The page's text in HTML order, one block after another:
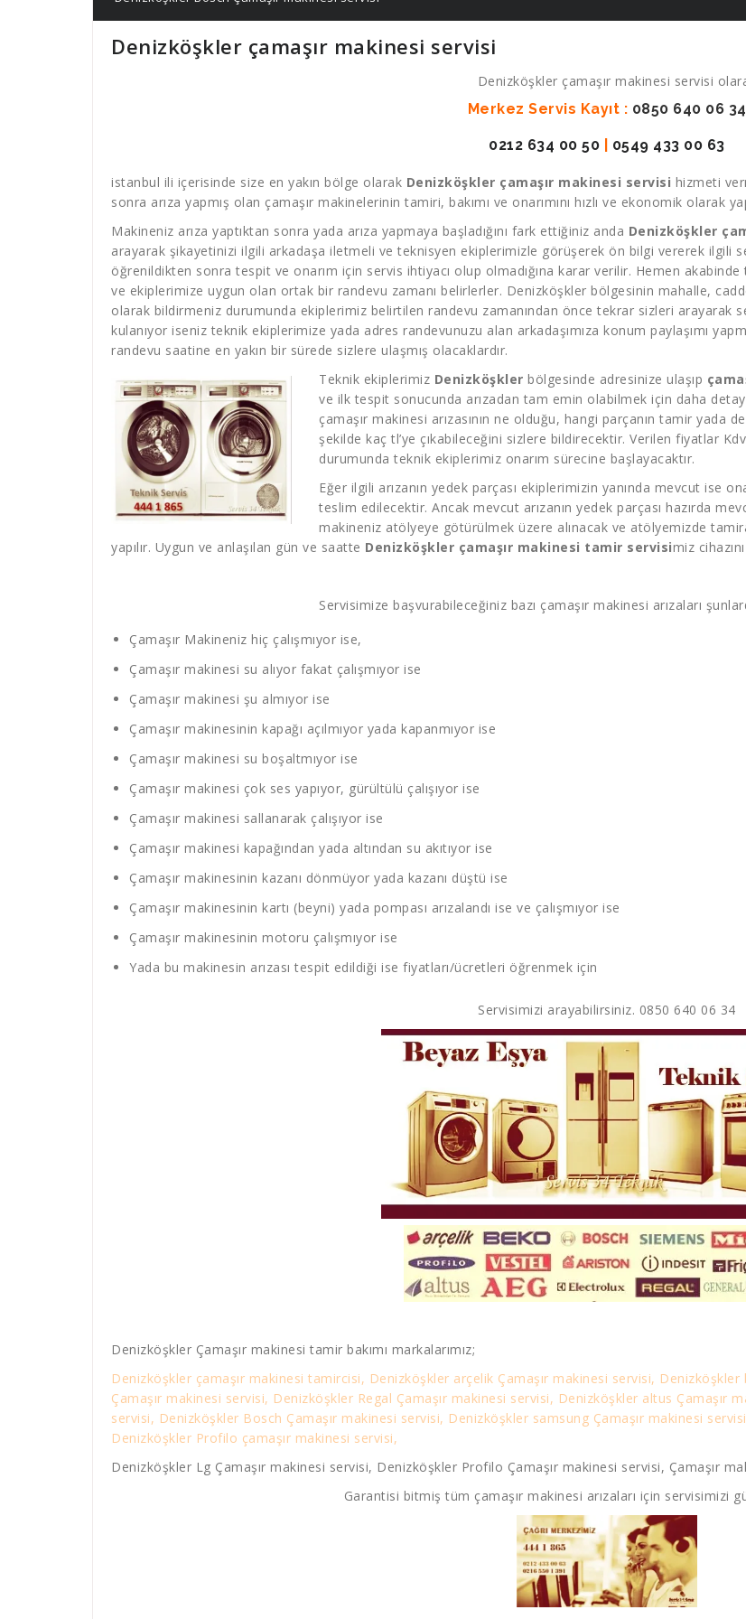
Denizköşkler çamaşır makinesi servisi
Denizköşkler çamaşır makinesi servisi
Merkez Servis Kayıt : 0850 640 06 34
0212 634 00 50 0549 433 00 63
istanbul ili içerisinde size en yakın bölge olarak Denizköşkler çamaşır makinesi servisi hizmeti
sonra arıza yapmış olan çamaşır makinelerinin tamiri, bakımı ve onarımını hızlı ve ekonomik olarak
Makineniz arıza yaptıktan sonra yada arıza yapmaya başladığını fark ettiğiniz anda Denizköşkler
arayarak şikayetinizi ilgili arkadaşa iletmeli ve teknisyen ekiplerimizle görüşerek ön bilgi vererek ilgili
öğrenildikten sonra tespit ve onarım için servis ihtiyacı olup olmadığına karar verilir. Hemen
ve ekiplerimize uygun olan ortak bir randevu zamanı belirlerler. Denizköşkler bölgesinin mahalle,
olarak bildirmeniz durumunda ekiplerimiz belirtilen randevu zamanından önce tekrar sizleri arayarak
kulanıyor iseniz teknik ekiplerimize yada adres randevunuzu alan arkadaşımıza konum paylaşımı
randevu saatine en yakın bir sürede sizlere ulaşmış olacaklardır.
Teknik ekiplerimiz Denizköşkler bölgesinde adresinize ulaşıp
ve ilk tespit sonucunda arızadan tam emin olabilmek için daha
çamaşır makinesi arızasının ne olduğu, hangi parçanın tamir yada
şekilde kaç tl’ye çıkabileceğini sizlere bildirecektir. Verilen fiyatlar
durumunda teknik ekiplerimiz onarım sürecine başlayacaktır.
Eğer ilgili arızanın yedek parçası ekiplerimizin yanında mevcut ise
teslim edilecektir. Ancak mevcut arızanın yedek parçası hazırda
makineniz atölyeye götürülmek üzere alınacak ve atölyemizde
yapılır. Uygun ve anlaşılan gün ve saatte Denizköşkler çamaşır makinesi tamir servisimiz
Servisimize başvurabileceğiniz bazı çamaşır makinesi arızaları
Çamaşır Makineniz hiç çalışmıyor ise,
Çamaşır makinesi su alıyor fakat çalışmıyor ise
Çamaşır makinesi şu almıyor ise
Çamaşır makinesinin kapağı açılmıyor yada kapanmıyor ise
Çamaşır makinesi su boşaltmıyor ise
Çamaşır makinesi çok ses yapıyor, gürültülü çalışıyor ise
Çamaşır makinesi sallanarak çalışıyor ise
Çamaşır makinesi kapağından yada altından su akıtıyor ise
Çamaşır makinesinin kazanı dönmüyor yada kazanı düştü ise
Çamaşır makinesinin kartı (beyni) yada pompası arızalandı ise ve çalışmıyor ise
Çamaşır makinesinin motoru çalışmıyor ise
Yada bu makinesin arızası tespit edildiği ise fiyatları/ücretleri öğrenmek için
Servisimizi arayabilirsiniz. 0850 640 06 34
Denizköşkler Çamaşır makinesi tamir bakımı markalarımız;
Denizköşkler çamaşır makinesi tamircisi, Denizköşkler arçelik Çamaşır makinesi servisi,
Çamaşır makinesi servisi, Denizköşkler Regal Çamaşır makinesi servisi, Denizköşkler altus Çamaşır
servisi, Denizköşkler Bosch Çamaşır makinesi servisi, Denizköşkler samsung Çamaşır makinesi
Denizköşkler Profilo çamaşır makinesi servisi,
Denizköşkler Lg Çamaşır makinesi servisi, Denizköşkler Profilo Çamaşır makinesi servisi, Çamaşır
Garantisi bitmiş tüm çamaşır makinesi arızaları için servisimizi